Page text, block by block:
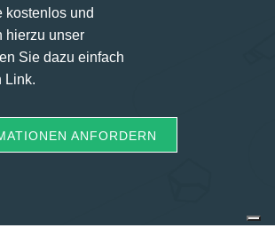
kostenlos und
hierzu unser
Sie dazu einfach
Link.
ANFORDERN